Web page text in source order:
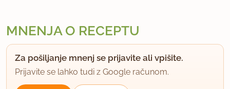
MNENJA O RECEPTU
Za pošiljanje mnenj se prijavite ali vpišite.
Prijavite se lahko tudi z Google računom.